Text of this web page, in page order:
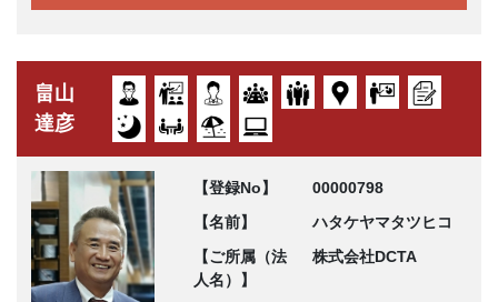
畠山
達彦
【登録No】
00000798
【名前】
ハタケヤマタツヒコ
【ご所属（法
人名）】
株式会社DCTA